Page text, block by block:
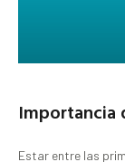
Importancia
Estar entre las